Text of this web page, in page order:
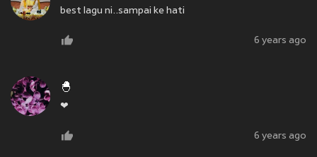
best lagu ni..sampai ke hati
6 years ago
🐣
❤
6 years ago